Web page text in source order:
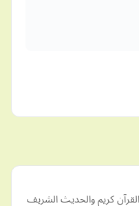
كريم والحديث الشريف